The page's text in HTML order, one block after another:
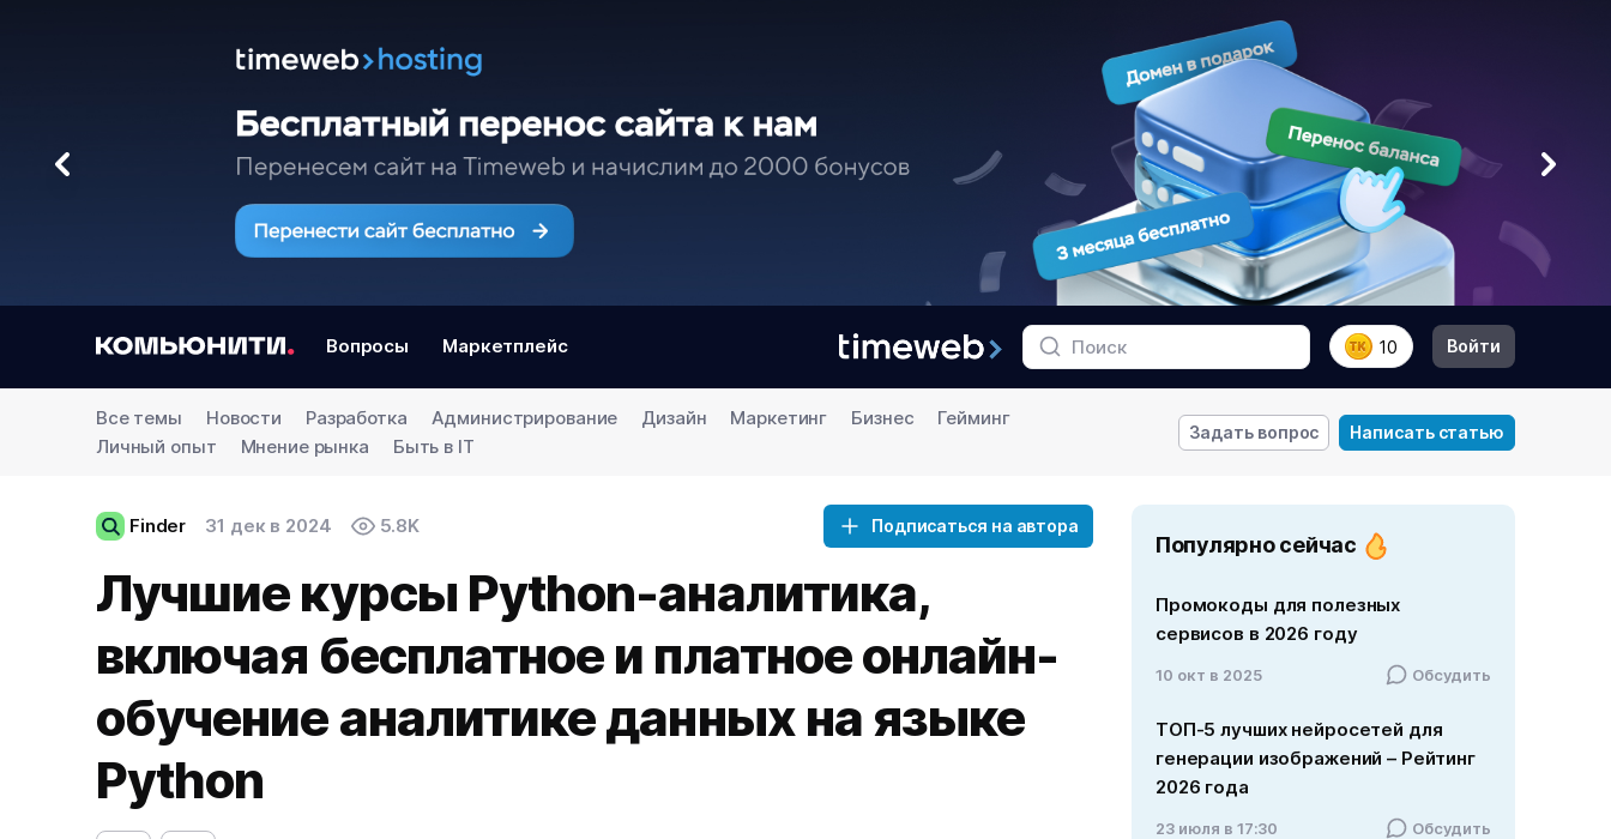
Вопросы Маркетплейс 10 Войти
Все темы Новости Разработка Администрирование Дизайн Маркетинг Бизнес
Гейминг
Личный опыт
Мнение рынка Быть в IT
Задать вопрос Написать статью
Finder 31 дек в 2024 5.8K Подписаться на автора
Лучшие курсы Python-аналитика,
включая бесплатное и платное онлайн-
обучение аналитике данных на языке
Python
Популярно сейчас
Промокоды для полезных
сервисов в 2026 году
10 окт в 2025 Обсудить
ТОП-5 лучших нейросетей для
генерации изображений – Рейтинг
2026 года
23 июля в 17:30 Обсудить